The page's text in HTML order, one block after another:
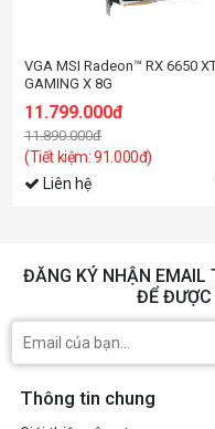
VGA MSI Radeon™ RX 6650
GAMING X 8G
11.799.000đ
11.890.000đ
(Tiết kiệm: 91.000đ)
Liên hệ
ĐĂNG KÝ NHẬN EMAIL
ĐỂ ĐƯỢC
Thông tin chung